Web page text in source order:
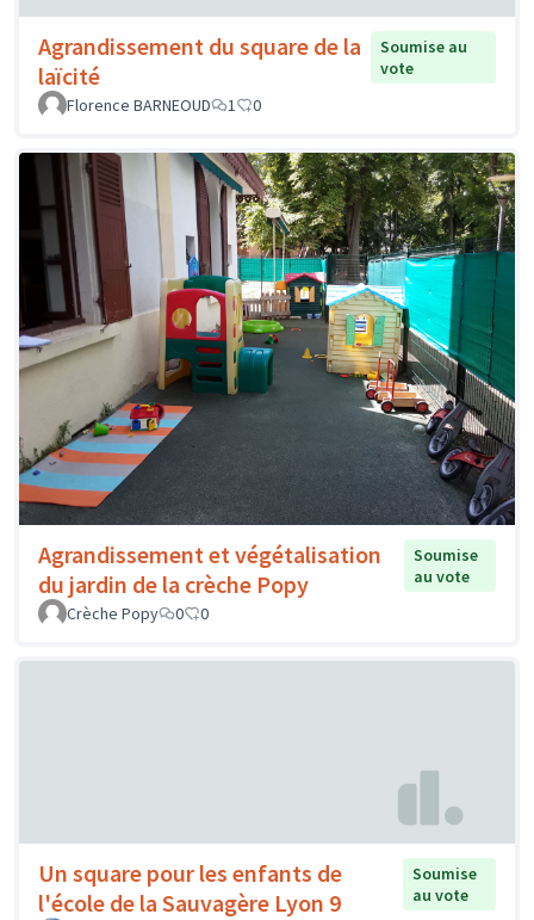
Agrandissement du square de la
laïcité
Soumise au
vote
Florence BARNEOUD
1 0
Agrandissement et végétalisation
du jardin de la crèche Popy
Soumise
au vote
Crèche Popy
0 0
Un square pour les enfants de
l'école de la Sauvagère Lyon 9
Soumise
au vote